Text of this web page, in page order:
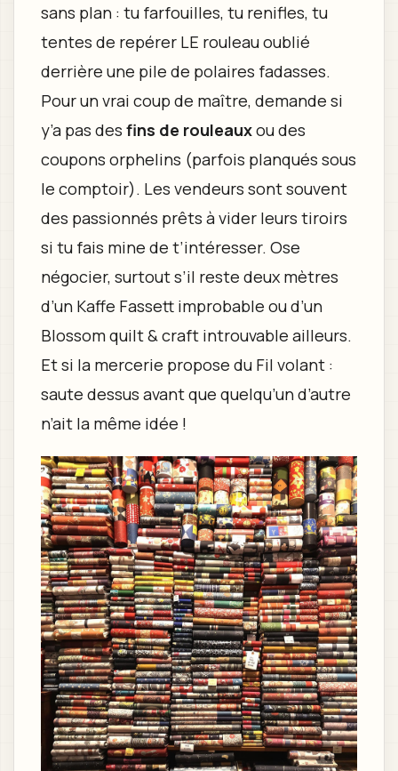
sans plan : tu farfouilles, tu renifles, tu
tentes de repérer LE rouleau oublié
derrière une pile de polaires fadasses.
Pour un vrai coup de maître, demande si
y’a pas des fins de rouleauxou des
coupons orphelins (parfois planqués sous
le comptoir). Les vendeurs sont souvent
des passionnés prêts à vider leurs tiroirs
si tu fais mine de t’intéresser. Ose
négocier, surtout s’il reste deux mètres
d’un Kaffe Fassett improbable ou d’un
Blossom quilt & craft introuvable ailleurs.
Et si la mercerie propose du Fil volant :
saute dessus avant que quelqu’un d’autre
n’ait la même idée !